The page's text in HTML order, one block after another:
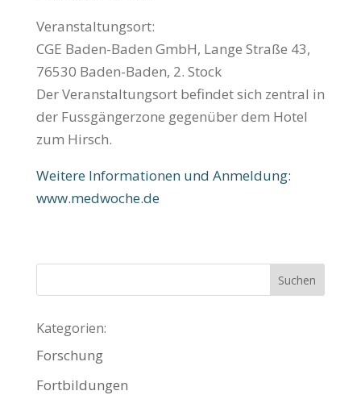
Veranstaltungsort:
CGE Baden-Baden GmbH, Lange Straße 43,
76530 Baden-Baden, 2. Stock
Der Veranstaltungsort befindet sich zentral in
der Fussgängerzone gegenüber dem Hotel
zum Hirsch.
Weitere Informationen und Anmeldung:
www.medwoche.de
Kategorien:
Forschung
Fortbildungen